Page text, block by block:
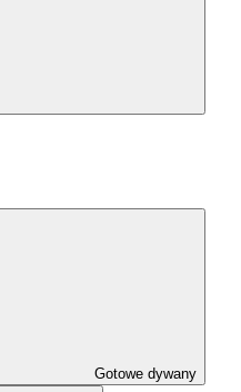
Gotowe dywany